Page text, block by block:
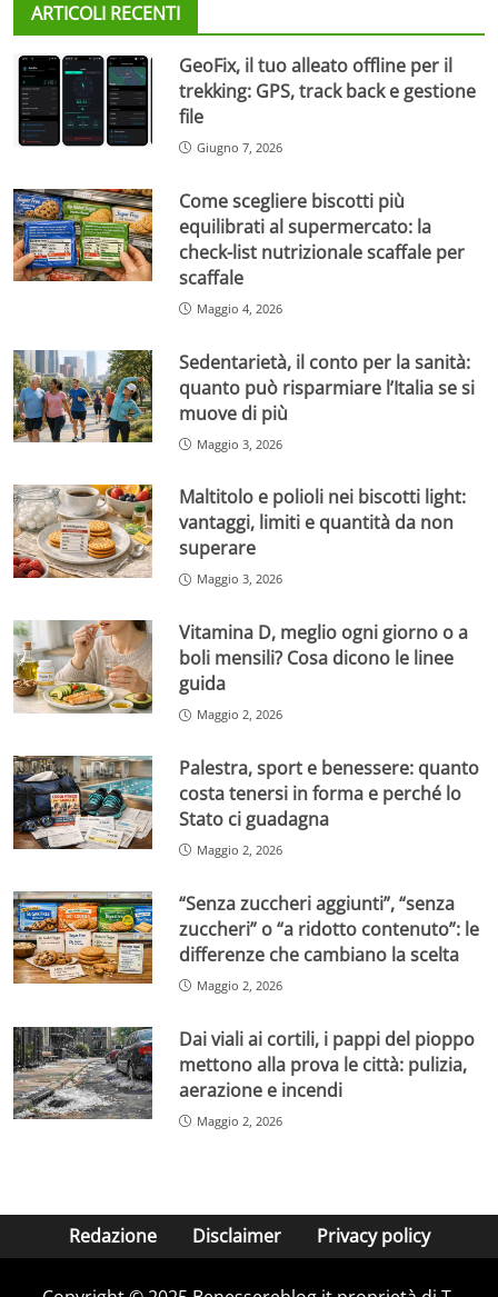
ARTICOLI RECENTI
GeoFix, il tuo alleato offline per il
trekking: GPS, track back e gestione
file
Giugno 7, 2026
Come scegliere biscotti più
equilibrati al supermercato: la
check-list nutrizionale scaffale per
scaffale
Maggio 4, 2026
Sedentarietà, il conto per la sanità:
quanto può risparmiare l’Italia se si
muove di più
Maggio 3, 2026
Maltitolo e polioli nei biscotti light:
vantaggi, limiti e quantità da non
superare
Maggio 3, 2026
Vitamina D, meglio ogni giorno o a
boli mensili? Cosa dicono le linee
guida
Maggio 2, 2026
Palestra, sport e benessere: quanto
costa tenersi in forma e perché lo
Stato ci guadagna
Maggio 2, 2026
“Senza zuccheri aggiunti”, “senza
zuccheri” o “a ridotto contenuto”: le
differenze che cambiano la scelta
Maggio 2, 2026
Dai viali ai cortili, i pappi del pioppo
mettono alla prova le città: pulizia,
aerazione e incendi
Maggio 2, 2026
Redazione Disclaimer Privacy policy